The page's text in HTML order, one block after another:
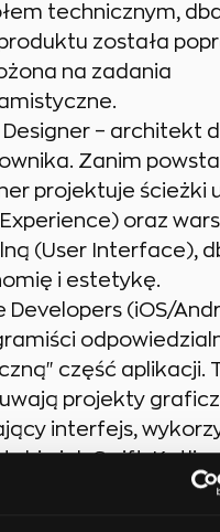
technicznym,
została
na zadania
Designer – architekt
Zanim
projektuje ścieżki
oraz
(User Interface),
i estetykę.
Developers (iOS/
część aplikacji.
projekty
interfejs,
jak Swift, Kotlin
Developers –